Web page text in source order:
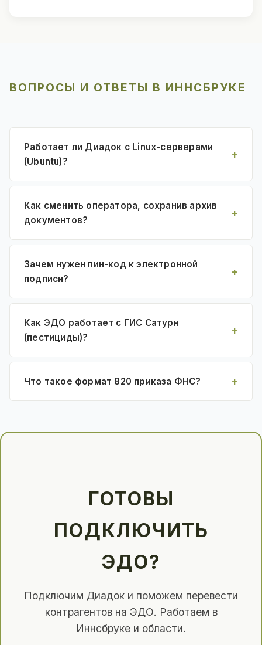
ВОПРОСЫ И ОТВЕТЫ В ИННСБРУКЕ
Работает ли Диадок с Linux-серверами
(Ubuntu)?
Как сменить оператора, сохранив архив
документов?
Зачем нужен пин-код к электронной
подписи?
Как ЭДО работает с ГИС Сатурн
(пестициды)?
Что такое формат 820 приказа ФНС?
ГОТОВЫ
ПОДКЛЮЧИТЬ
ЭДО?
Подключим Диадок и поможем перевести
контрагентов на ЭДО. Работаем в
Иннсбруке и области.